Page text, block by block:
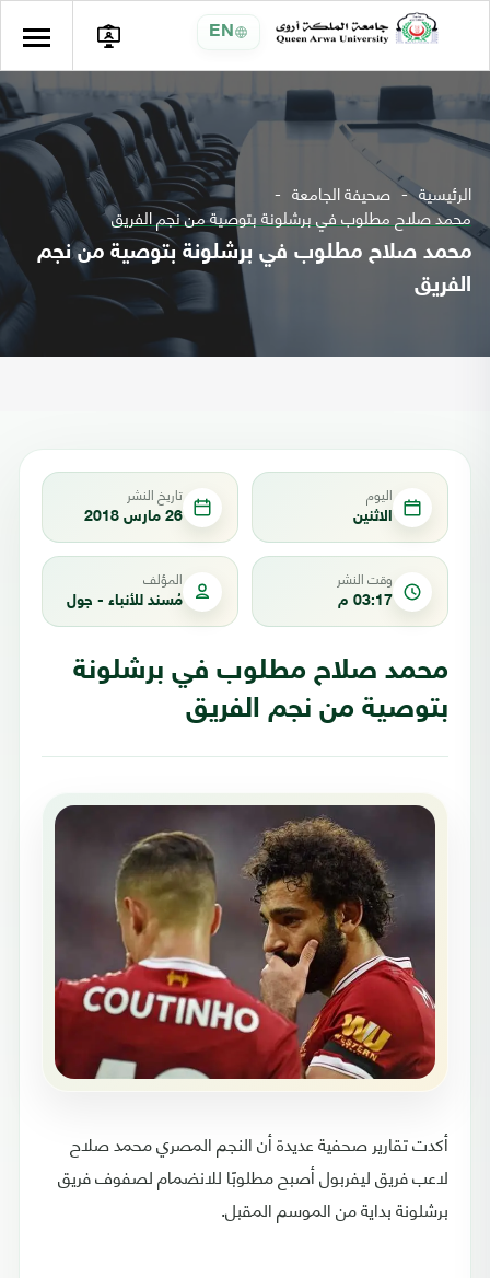
EN
الرئيسية صحيفة الجامعة
محمد صلاح مطلوب في برشلونة بتوصية من نجم الفريق
محمد صلاح مطلوب في برشلونة بتوصية من نجم
الفريق
اليوم
الاثنين
تاريخ النشر
26 مارس 2018
وقت النشر
03:17 م
المؤلف
مُسند للأنباء - جول
محمد صلاح مطلوب في برشلونة
بتوصية من نجم الفريق
أكدت تقارير صحفية عديدة أن النجم المصري محمد صلاح
لاعب فريق ليفربول أصبح مطلوبًا للانضمام لصفوف فريق
برشلونة بداية من الموسم المقبل.